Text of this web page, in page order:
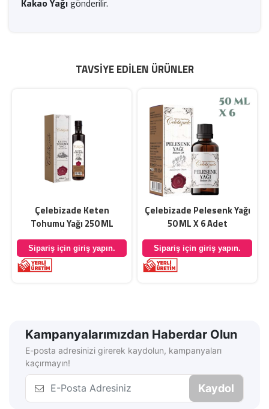
Kakao Yağıgönderilir.
TAVSIYE EDILEN ÜRÜNLER
Çelebizade Keten
Tohumu Yağı 250 ML
Sipariş için giriş yapın.
Çelebizade Pelesenk Yağı
50 ML X 6 Adet
Sipariş için giriş yapın.
Kampanyalarımızdan Haberdar Olun
E-posta adresinizi girerek kaydolun, kampanyaları
kaçırmayın!
Kaydol